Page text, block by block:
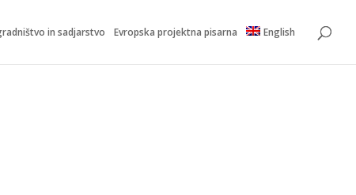
in sadjarstvo Evropska projektna pisarna English